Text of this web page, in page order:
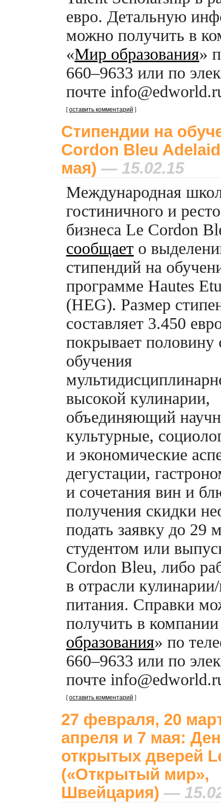
евро. Детальную
можно получить в
«Мир образования»
660–9633 или по
почте
[оставить комментарий ]
Стипендии на
Cordon Bleu
мая) — 15.02.15
Международная
гостиничного и
бизнеса Le Cordon
сообщает о
стипендий на
программе Hautes
(HEG). Размер
составляет 3.450
покрывает половину
обучения
высокой кулинарии,
объединяющий
культурные,
и экономические
дегустации,
и сочетания вин и
получения скидки
подать заявку до 29
студентом или
Cordon Bleu, либо
в отрасли
питания. Справки
получить в
образования» по
660–9633 или по
почте
[оставить комментарий ]
27 февраля, 20
апреля и 7 мая:
открытых дверей
(«Открытый мир»,
Швейцария) —